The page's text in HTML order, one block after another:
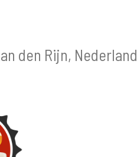
den Rijn, Nederland